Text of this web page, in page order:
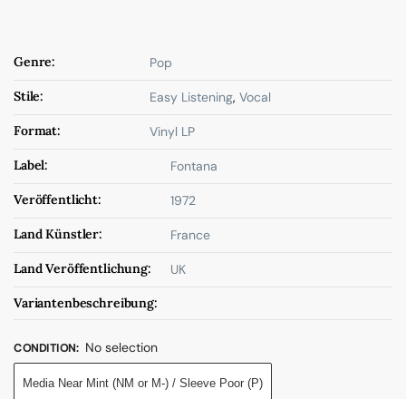
Genre: Pop
Stile: Easy Listening, Vocal
Format: Vinyl LP
Label: Fontana
Veröffentlicht: 1972
Land Künstler: France
Land Veröffentlichung: UK
Variantenbeschreibung:
CONDITION: No selection
Media Near Mint (NM or M-) / Sleeve Poor (P)